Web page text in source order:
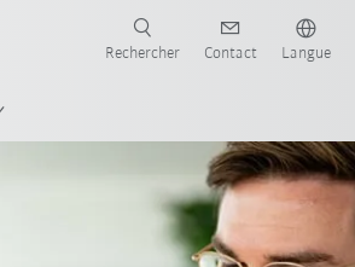
Rechercher Contact Langue